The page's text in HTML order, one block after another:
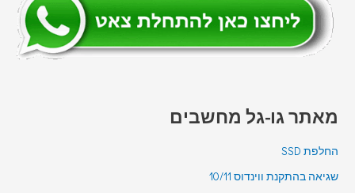
מאתר גו-גל מחשבים
החלפת SSD
שגיאה בהתקנת ווינדוס 10/11